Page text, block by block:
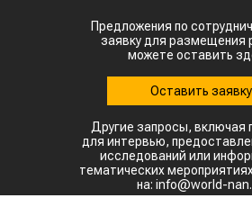
Предложения по
заявку для размещения
можете оставить
Оставить заявку
Другие запросы, включая
для интервью,
исследований или
тематических
на: info@world-